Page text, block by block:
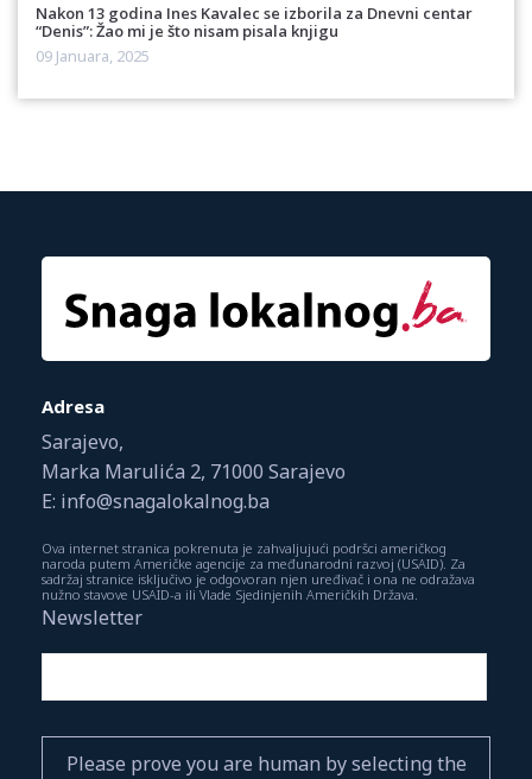
Nakon 13 godina Ines Kavalec se izborila za Dnevni centar
“Denis”: Žao mi je što nisam pisala knjigu
09 Januara, 2025
Adresa
Sarajevo,
Marka Marulića 2, 71000 Sarajevo
E: info@snagalokalnog.ba
Ova internet stranica pokrenuta je zahvaljujući podršci američkog
naroda putem Američke agencije za međunarodni razvoj (USAID). Za
sadržaj stranice isključivo je odgovoran njen uređivač i ona ne odražava
nužno stavove USAID-a ili Vlade Sjedinjenih Američkih Država.
Newsletter
Please prove you are human by selecting the